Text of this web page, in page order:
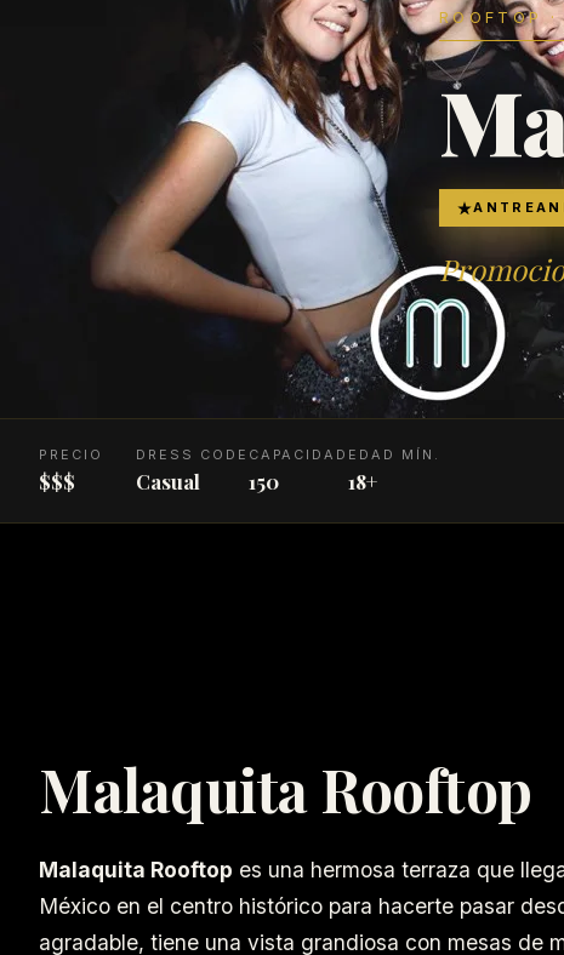
ROOFTOP ·
PRECIO
$$$
DRESS CODE
Casual
CAPACIDAD
150
EDAD MÍN.
18+
Malaquita Rooftop
Malaquita Rooftop es una hermosa terraza que
México en el centro histórico para hacerte pasar
agradable, tiene una vista grandiosa con mesas de